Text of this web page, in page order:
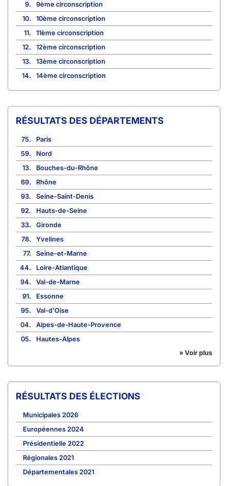
9.
9ème circonscription
10.
10ème circonscription
11.
11ème circonscription
12.
12ème circonscription
13.
13ème circonscription
14.
14ème circonscription
RÉSULTATS DES DÉPARTEMENTS
75.
Paris
59.
Nord
13.
Bouches-du-Rhône
69.
Rhône
93.
Seine-Saint-Denis
92.
Hauts-de-Seine
33.
Gironde
78.
Yvelines
77.
Seine-et-Marne
44.
Loire-Atlantique
94.
Val-de-Marne
91.
Essonne
95.
Val-d'Oise
04.
Alpes-de-Haute-Provence
05.
Hautes-Alpes
» Voir plus
RÉSULTATS DES ÉLECTIONS
Municipales 2026
Européennes 2024
Présidentielle 2022
Régionales 2021
Départementales 2021